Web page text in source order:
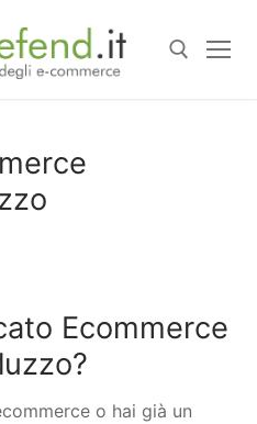
Ecommerce
o hai già un